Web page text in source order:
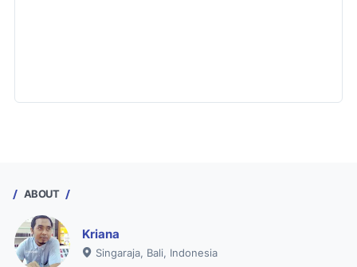
ABOUT
Kriana
Singaraja, Bali, Indonesia